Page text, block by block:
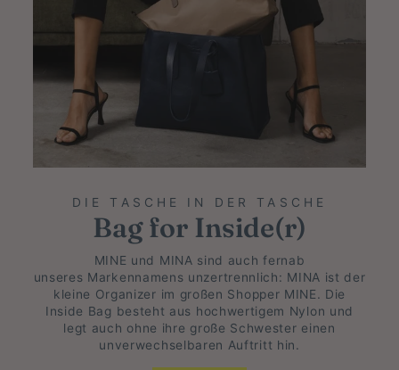
DIE TASCHE IN DER TASCHE
Bag for Inside(r)
MINE und MINA sind auch fernab
unseres Markennamens unzertrennlich: MINA ist der
kleine Organizer im großen Shopper MINE. Die
Inside Bag besteht aus hochwertigem Nylon und
legt auch ohne ihre große Schwester einen
unverwechselbaren Auftritt hin.